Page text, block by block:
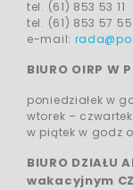
tel. (61) 853 53 11
tel. (61) 853 57 55
e-mail:
BIURO OIRP W
poniedziałek w
wtorek –
w piątek w godz
BIURO DZIAŁU
wakacyjnym